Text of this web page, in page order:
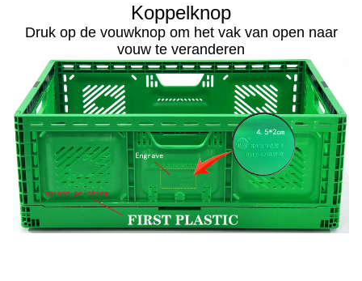
Koppelknop
Druk op de vouwknop om het vak van open naar
vouw te veranderen